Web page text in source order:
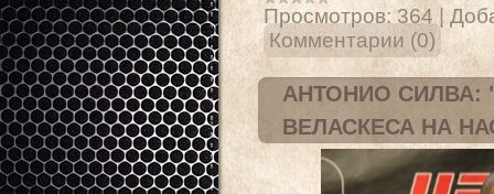
Просмотров: 364 |
Комментарии (0)
АНТОНИО СИЛВА:
ВЕЛАСКЕСА НА